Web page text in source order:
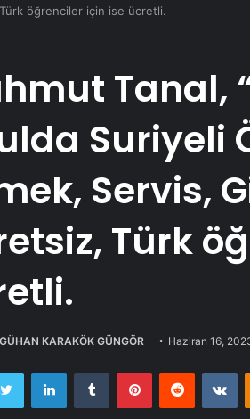
öğrenciler için ise ücretli.
Tanal,
Suriyeli
Servis,
Türk
KARAKÖK GÜNGÖR Haziran 16,
Twitter LinkedInTumblr PinterestReddit